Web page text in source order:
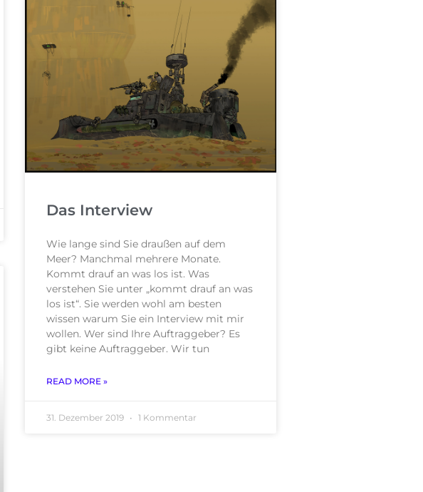
Das Interview
Wie lange sind Sie draußen auf dem
Meer? Manchmal mehrere Monate.
Kommt drauf an was los ist. Was
verstehen Sie unter „kommt drauf an was
los ist“. Sie werden wohl am besten
wissen warum Sie ein Interview mit mir
wollen. Wer sind Ihre Auftraggeber? Es
gibt keine Auftraggeber. Wir tun
READ MORE »
31. Dezember 2019 1 Kommentar